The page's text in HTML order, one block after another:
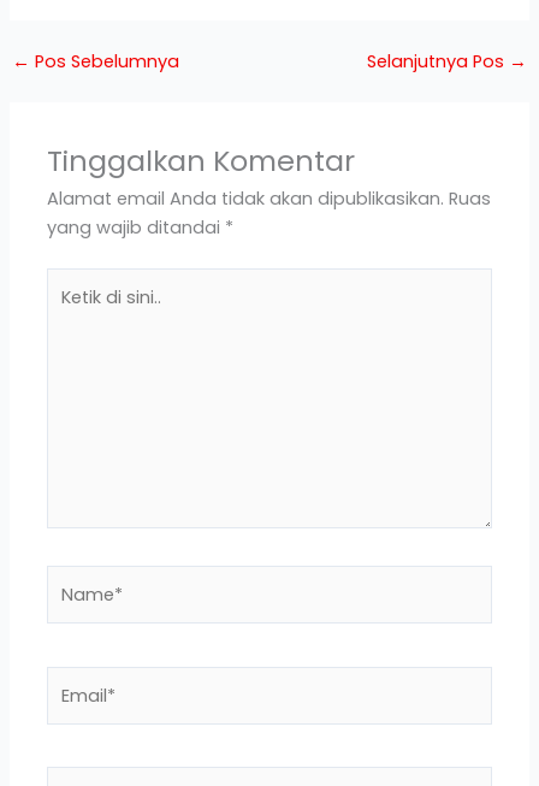
← Pos Sebelumnya Selanjutnya Pos →
Tinggalkan Komentar
Alamat email Anda tidak akan dipublikasikan. Ruas
yang wajib ditandai *
di